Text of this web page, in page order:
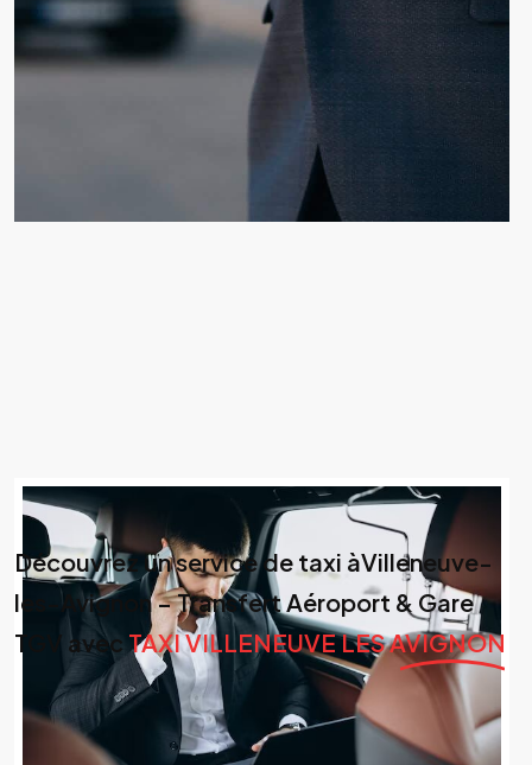
Découvrez un service de taxi àVilleneuve-
les-Avignon – Transfert Aéroport & Gare
TGV avec TAXI VILLENEUVE LES AVIGNON
TAXI VILLENEUVE LES AVIGNON – Votre taxi
fiable et confortable